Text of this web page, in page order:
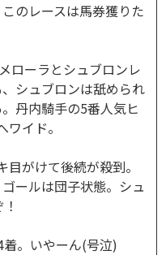
のレースは馬券獲りた
ローラとシュブロンレ
シュブロンは舐められ
丹内騎手の5番人気ヒ
イド。
がけて後続が殺到。
ールは団子状態。シュ
。いやーん(号泣)